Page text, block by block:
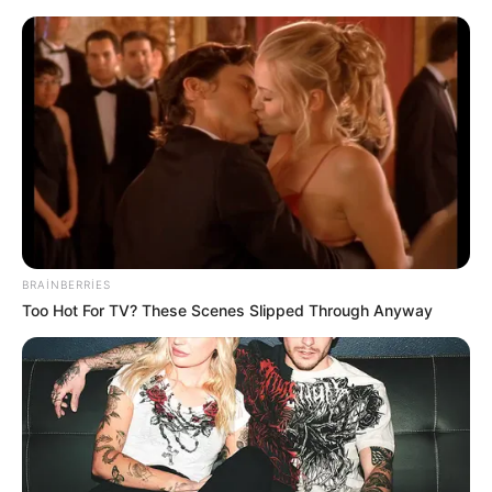
6 avqustda bizi nələr gözləyir? —
ULDUZ FALI
Üzünə yandırıcı turşu tökülən, məzarı
qəfəsin içində saxlanılan məşhurun həyatı
BRAINBERRIES
Too Hot For TV? These Scenes Slipped Through Anyway